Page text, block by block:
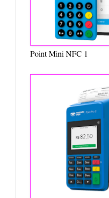
Point Mini NFC 1